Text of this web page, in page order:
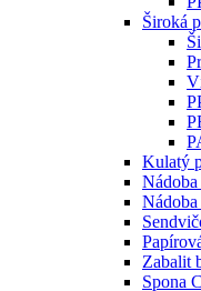
Široká
Kulatý
Zabalit
Spona